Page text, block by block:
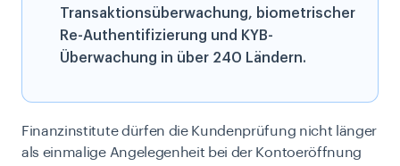
Transaktionsüberwachung, biometrischer
Re-Authentifizierung und KYB-
Überwachung in über 240 Ländern.
Finanzinstitute dürfen die Kundenprüfung nicht länger
als einmalige Angelegenheit bei der Kontoeröffnung